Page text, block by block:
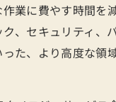
業に費やす時間を
、セキュリティ、
た、より高度な領